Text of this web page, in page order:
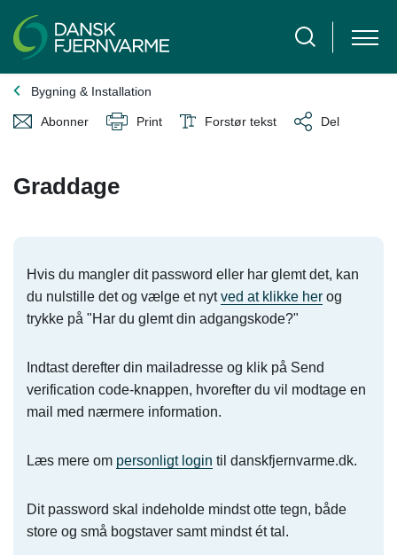
Bygning & Installation
Abonner Print Forstør tekst Del
Graddage
Hvis du mangler dit password eller har glemt det, kan
du nulstille det og vælge et nytved at klikke her og
trykke på "Har du glemt din adgangskode?"
Indtast derefter din mailadresse og klik på Send
verification code-knappen, hvorefter du vil modtage en
mail med nærmere information.
Læs mere om personligt login til danskfjernvarme.dk.
Dit password skal indeholde mindst otte tegn, både
store og små bogstaver samt mindst ét tal.